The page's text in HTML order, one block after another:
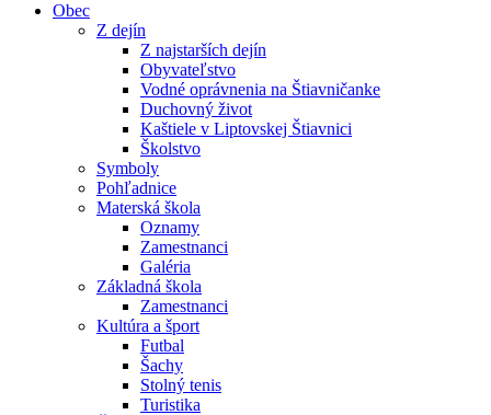
Obec
Z dejín
Z najstarších dejín
Obyvateľstvo
Vodné oprávnenia na Štiavničanke
Duchovný život
Kaštiele v Liptovskej Štiavnici
Školstvo
Symboly
Pohľadnice
Materská škola
Oznamy
Zamestnanci
Galéria
Základná škola
Zamestnanci
Kultúra a šport
Futbal
Šachy
Stolný tenis
Turistika